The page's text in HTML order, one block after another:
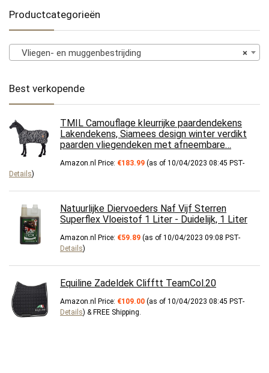
Productcategorieën
×
Vliegen- en muggenbestrijding
Best verkopende
TMIL Camouflage kleurrijke paardendekens
Lakendekens, Siamees design winter verdikt
paarden vliegendeken met afneembare…
Amazon.nl Price: €183.99 (as of 10/04/2023 08:45 PST-
Details)
Natuurlijke Diervoeders Naf Vijf Sterren
Superflex Vloeistof 1 Liter - Duidelijk, 1 Liter
Amazon.nl Price: €59.89 (as of 10/04/2023 09:08 PST-
Details)
Equiline Zadeldek Clifftt TeamCol.20
Amazon.nl Price: €109.00 (as of 10/04/2023 08:45 PST-
Details) & FREE Shipping